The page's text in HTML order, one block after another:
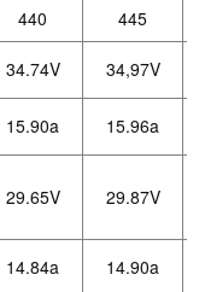
440
445
34.74V
34,97V
15.90a
15.96a
29.65V 29.87V
14.84a
14.90a